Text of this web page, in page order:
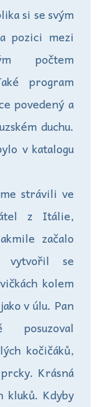
si se svým
pozici mezi
počtem
program
povedený a
duchu.
v katalogu
strávili ve
z Itálie,
začalo
vytvořil se
kolem
v úlu. Pan
posuzoval
kočičáků,
Krásná
kluků. Kdyby